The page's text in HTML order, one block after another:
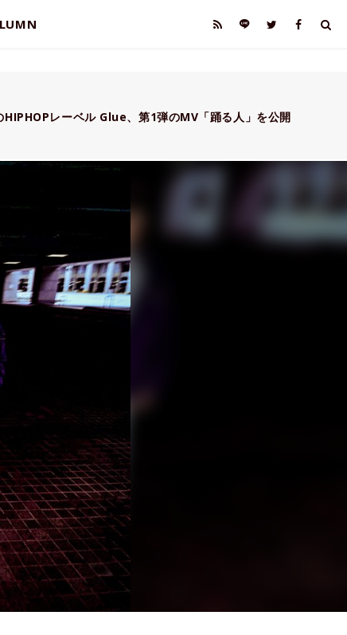
HIPHOPレーベル Glue、第1弾のMV「踊る人」を公開